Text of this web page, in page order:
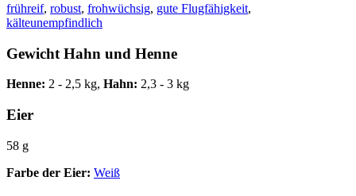
frühreif, robust, frohwüchsig, gute Flugfähigkeit,
kälteunempfindlich
Gewicht Hahn und Henne
Henne: 2 - 2,5 kg, Hahn: 2,3 - 3 kg
Eier
58 g
Farbe der Eier: Weiß